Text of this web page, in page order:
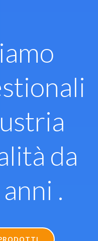
da
.